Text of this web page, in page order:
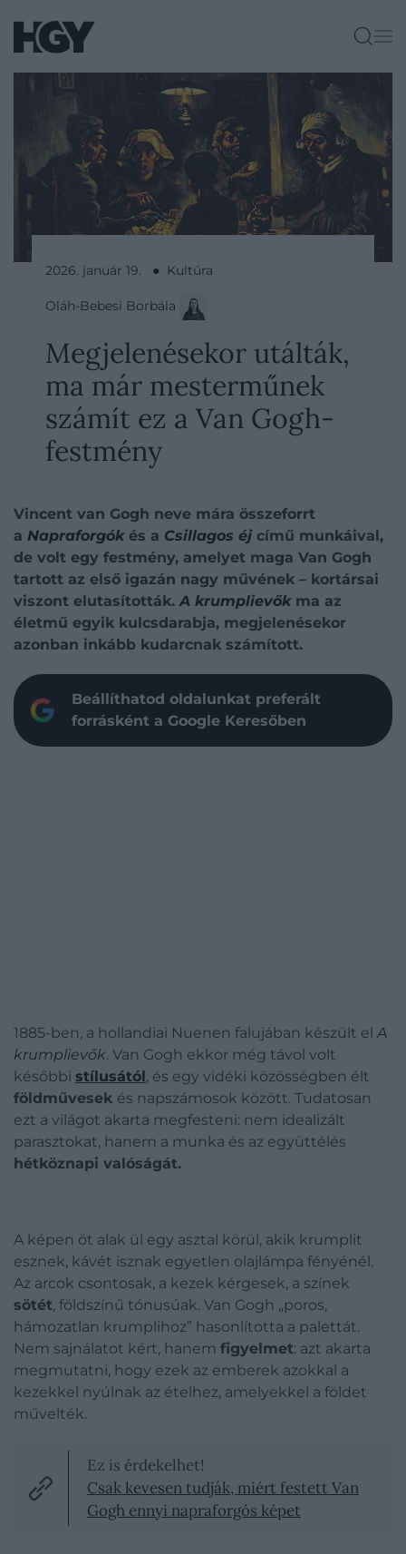
2026. január 19. ● Kultúra
Oláh-Bebesi Borbála
Megjelenésekor utálták,
ma már mesterműnek
számít ez a Van Gogh-
festmény
Vincent van Gogh neve mára összeforrt
a Napraforgók és a Csillagos éjcímű munkáival,
de volt egy festmény, amelyet maga Van Gogh
tartott az első igazán nagy művének – kortársai
viszont elutasították.A krumplievőkma az
életmű egyik kulcsdarabja, megjelenésekor
azonban inkább kudarcnak számított.
Beállíthatod oldalunkat preferált
forrásként a Google Keresőben
1885-ben, a hollandiai Nuenen falujában készült elA
krumplievők. Van Gogh ekkor még távol volt
későbbi stílusától, és egy vidéki közösségben élt
földművesek és napszámosok között. Tudatosan
ezt a világot akarta megfesteni: nem idealizált
parasztokat, hanem a munka és az együttélés
hétköznapi valóságát.
A képen öt alak ül egy asztal körül, akik krumplit
esznek, kávét isznak egyetlen olajlámpa fényénél.
Az arcok csontosak, a kezek kérgesek, a színek
sötét, földszínű tónusúak. Van Gogh „poros,
hámozatlan krumplihoz” hasonlította a palettát.
Nem sajnálatot kért, hanem figyelmet: azt akarta
megmutatni, hogy ezek az emberek azokkal a
kezekkel nyúlnak az ételhez, amelyekkel a földet
művelték.
Ez is érdekelhet!
Csak kevesen tudják, miért festett Van
Gogh ennyi napraforgós képet